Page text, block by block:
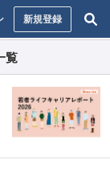
新規登録
覧